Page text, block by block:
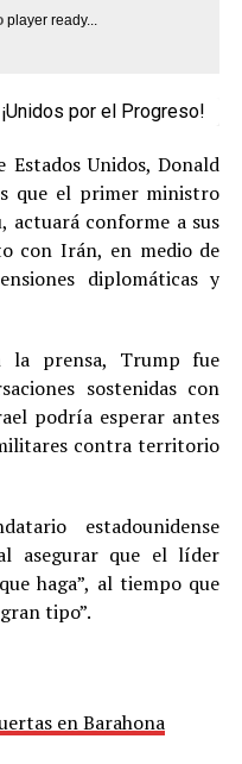
player ready...
Estados Unidos, Donald
que el primer ministro
actuará conforme a sus
con Irán, en medio de
diplomáticas y
la prensa, Trump fue
sostenidas con
podría esperar antes
contra territorio
estadounidense
asegurar que el líder
haga”, al tiempo que
tipo”.
en Barahona